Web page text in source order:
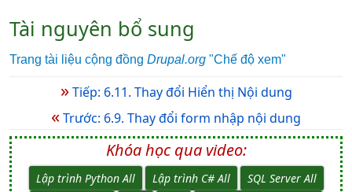
Tài nguyên bổ sung
Trang tài liệu cộng đồng Drupal.org "Chế độ xem"
»Tiếp: 6.11. Thay đổi Hiển thị Nội dung
«Trước: 6.9. Thay đổi form nhập nội dung
Khóa học qua video:
Lập trình Python All Lập trình C# All
SQL Server All